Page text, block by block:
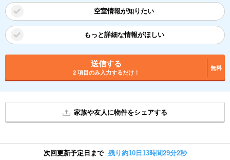
空室情報が知りたい
もっと詳細な情報がほしい
送信する
2 項目のみ入力するだけ！
無料
家族や友人に物件をシェアする
次回更新予定日まで 残り約10日13時間29分1秒